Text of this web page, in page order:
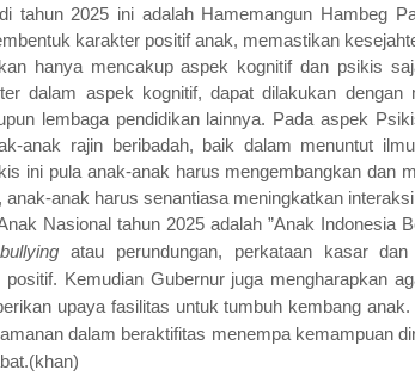
tahun 2025 ini adalah Hamemangun Hambeg
karakter positif anak, memastikan
hanya mencakup aspek kognitif dan psikis
dalam aspek kognitif, dapat dilakukan dengan
lembaga pendidikan lainnya. Pada aspek
anak rajin beribadah, baik dalam menuntut
ini pula anak-anak harus mengembangkan dan
anak-anak harus senantiasa meningkatkan
Nasional tahun 2025 adalah ”Anak Indonesia
bullying atau perundungan, perkataan kasar
Kemudian Gubernur juga mengharapkan
upaya fasilitas untuk tumbuh kembang
dalam beraktifitas menempa kemampuan